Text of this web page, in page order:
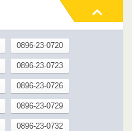
0896-23-0720
0896-23-0723
0896-23-0726
0896-23-0729
0896-23-0732